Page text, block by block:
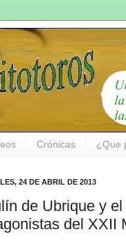
Crónicas ¿Que
24 DE ABRIL DE 2013
de Ubrique y
del XXII